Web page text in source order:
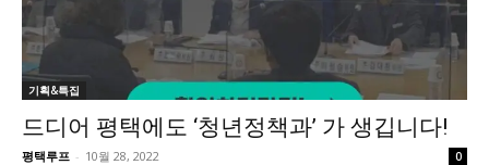
기획&특집
드디어 평택에도 ‘청년정책과’ 가 생깁니다!
평택루프 - 10월 28, 2022 0